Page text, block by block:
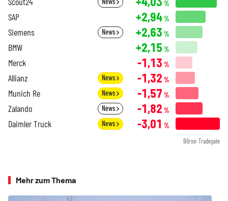
%
SAP +2,94%
Siemens News +2,63 %
BMW +2,15 %
Merck -1,13 %
Allianz News -1,32 %
Munich Re News -1,57 %
Zalando News -1,82 %
Daimler Truck News -3,01 %
Börse: Tradegate
Mehr zum Thema